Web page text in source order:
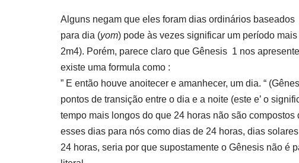
Alguns negam que eles foram dias ordinários
para dia (yom) pode às vezes significar um período
2m4). Porém, parece claro que Gênesis 1 nos
existe uma formula como :
” E então houve anoitecer e amanhecer, um dia. “
pontos de transição entre o dia e a noite (este e’ o
tempo mais longos do que 24 horas não são
esses dias para nós como dias de 24 horas, dias
24 horas, seria por que supostamente o Gênesis não é